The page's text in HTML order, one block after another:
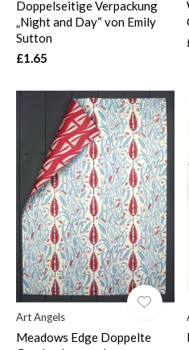
Doppelseitige Verpackung
„Night and Day“ von Emily
Sutton
£1.65
Art Angels
Meadows Edge Doppelte